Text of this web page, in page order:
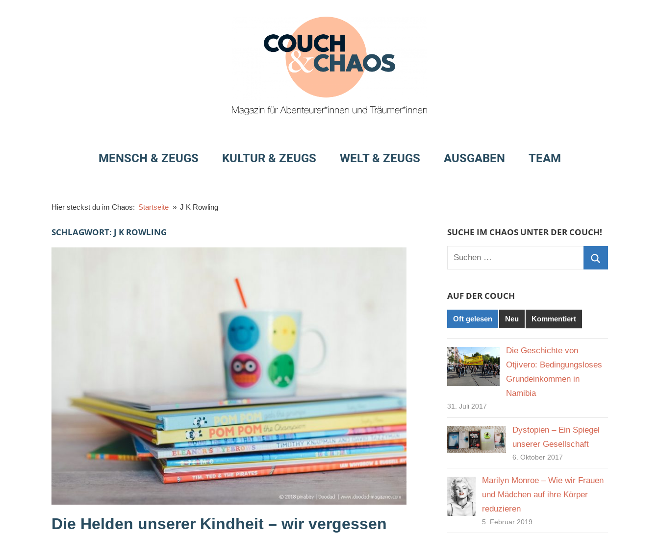
&
Abenteurer*innen
MENSCH & ZEUGS KULTUR & ZEUGS WELT & ZEUGS AUSGABEN TEAM
Hier steckst du im Chaos: Startseite J K Rowling
SCHLAGWORT: J K ROWLING
Die Helden unserer Kindheit – wir vergessen
SUCHE IM CHAOS UNTER DER COUCH!
Suchen
AUF DER COUCH
Oft gelesen Neu Kommentiert
Die Geschichte von
Otjivero: Bedingungsloses
Grundeinkommen in
Namibia
31. Juli 2017
Dystopien – Ein Spiegel
unserer Gesellschaft
6. Oktober 2017
Marilyn Monroe – Wie wir Frauen
und Mädchen auf ihre Körper
reduzieren
5. Februar 2019